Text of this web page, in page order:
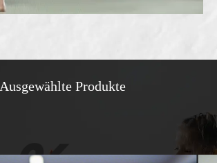
Ausgewählte Produkte